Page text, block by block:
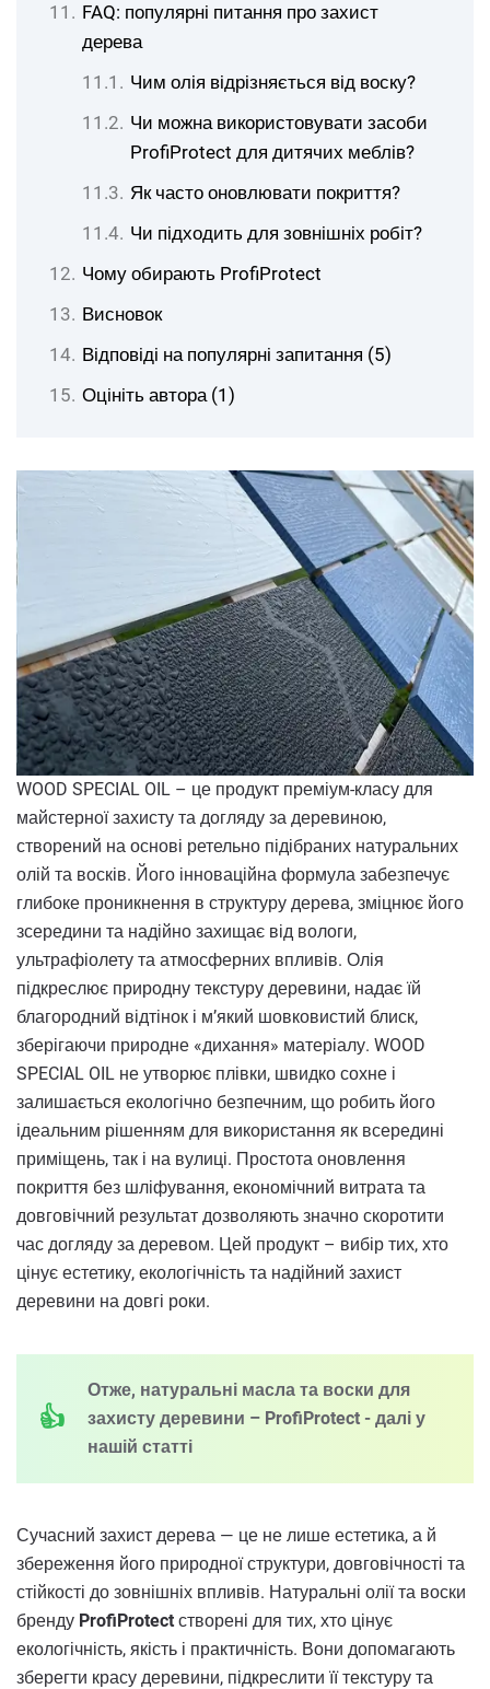
FAQ: популярні питання про захист
дерева
Чим олія відрізняється від воску?
Чи можна використовувати засоби
ProfiProtect для дитячих меблів?
Як часто оновлювати покриття?
Чи підходить для зовнішніх робіт?
Чому обирають ProfiProtect
Висновок
Відповіді на популярні запитання (5)
Оцініть автора (1)
WOOD SPECIAL OIL – це продукт преміум-класу для
майстерної захисту та догляду за деревиною,
створений на основі ретельно підібраних натуральних
олій та восків. Його інноваційна формула забезпечує
глибоке проникнення в структуру дерева, зміцнює його
зсередини та надійно захищає від вологи,
ультрафіолету та атмосферних впливів. Олія
підкреслює природну текстуру деревини, надає їй
благородний відтінок і м’який шовковистий блиск,
зберігаючи природне «дихання» матеріалу. WOOD
SPECIAL OIL не утворює плівки, швидко сохне і
залишається екологічно безпечним, що робить його
ідеальним рішенням для використання як всередині
приміщень, так і на вулиці. Простота оновлення
покриття без шліфування, економічний витрата та
довговічний результат дозволяють значно скоротити
час догляду за деревом. Цей продукт – вибір тих, хто
цінує естетику, екологічність та надійний захист
деревини на довгі роки.
Отже, натуральні масла та воски для
захисту деревини – ProfiProtect - далі у
нашій статті
Сучасний захист дерева — це не лише естетика, а й
збереження його природної структури, довговічності та
стійкості до зовнішніх впливів. Натуральні олії та воски
бренду ProfiProtect створені для тих, хто цінує
екологічність, якість і практичність. Вони допомагають
зберегти красу деревини, підкреслити її текстуру та